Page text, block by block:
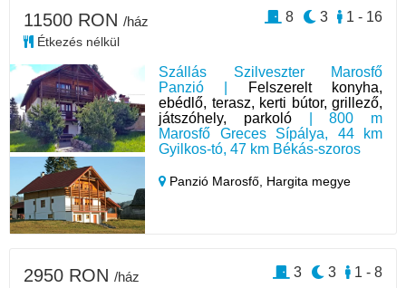
Szállás Szilveszter Marosfő
Panzió |
Felszerelt konyha,
ebédlő, terasz, kerti bútor, grillező,
játszóhely, parkoló| 800 m
Marosfő Greces Sípálya, 44 km
Gyilkos-tó, 47 km Békás-szoros
Panzió Marosfő, Hargita megye
11500 RON /ház
Étkezés nélkül
1 - 16
3
8
2950 RON /ház 1 - 8
3
3